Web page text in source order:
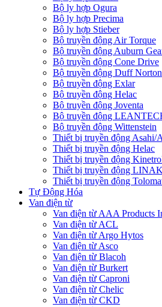
Bộ ly hợp Ogura
Bộ ly hợp Precima
Bộ ly hợp Stieber
Bộ truyền động Air Torque
Bộ truyền động Auburn
Bộ truyền động Cone Drive
Bộ truyền động Duff Norton
Bộ truyền động Exlar
Bộ truyền động Helac
Bộ truyền động Joventa
Bộ truyền động
Bộ truyền động Wittenstein
Thiết bị truyền động Asahi/
Thiết bị truyền động Helac
Thiết bị truyền động
Thiết bị truyền động LINAK
Thiết bị truyền động
Tự Động Hóa
Van điện từ
Van điện từ AAA Products
Van điện từ ACL
Van điện từ Argo Hytos
Van điện từ Asco
Van điện từ Blacoh
Van điện từ Burkert
Van điện từ Caproni
Van điện từ Chelic
Van điện từ CKD